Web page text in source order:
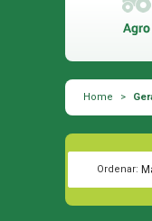
Home >
Ordenar: